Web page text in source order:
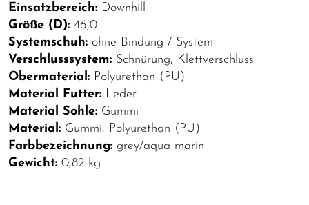
Einsatzbereich: Downhill
Größe (D): 46,0
Systemschuh: ohne Bindung / System
Verschlusssystem: Schnürung, Klettverschluss
Obermaterial: Polyurethan (PU)
Material Futter: Leder
Material Sohle: Gummi
Material: Gummi, Polyurethan (PU)
Farbbezeichnung: grey/aqua marin
Gewicht: 0,82 kg